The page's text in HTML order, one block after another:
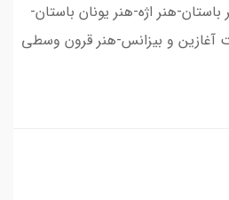
هنر اژه-هنر یونان باستان-
و بیزانس-هنر قرون وسطی